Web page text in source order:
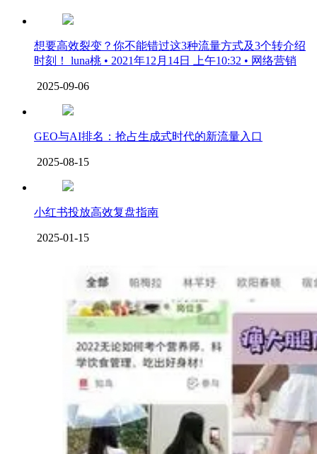
想要高效裂变？你不能错过这3种流量方式及3个转介绍
时刻！ luna桃 • 2021年12月14日 上午10:32 • 网络营销
2025-09-06
GEO与AI排名：抢占生成式时代的新流量入口
2025-08-15
小红书投放高效复盘指南
2025-01-15